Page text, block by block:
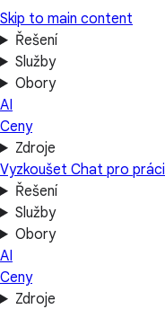
Skip to main content
Řešení
Služby
Obory
AI
Ceny
Zdroje
Vyzkoušet Chat pro práci
Řešení
Služby
Obory
AI
Ceny
Zdroje